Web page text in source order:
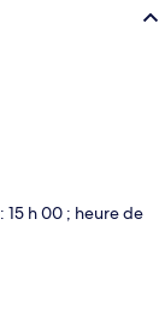
h 00 ; heure de